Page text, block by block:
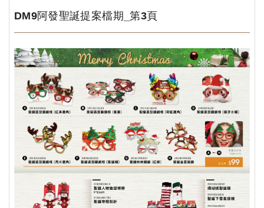
DM9阿發聖誕提案檔期_第3頁